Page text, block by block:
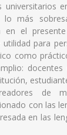
universitarios
más
en el
para
como
de
con las
en las